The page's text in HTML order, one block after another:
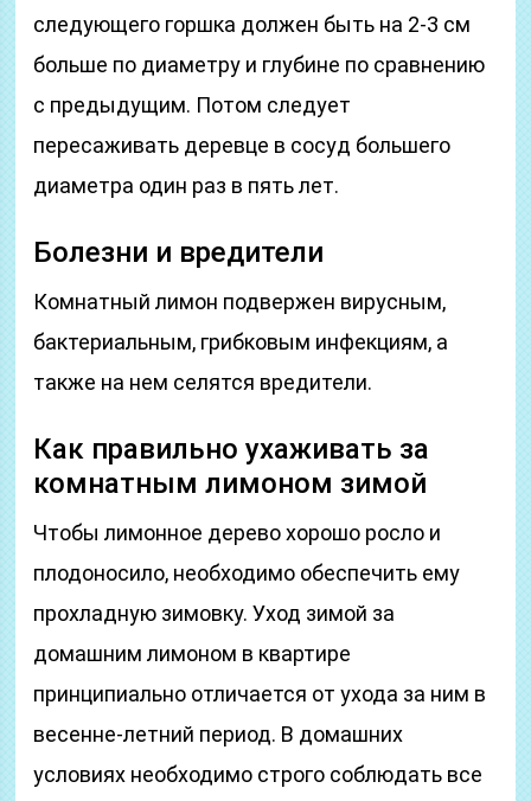
следующего горшка должен быть на 2-3 см
больше по диаметру и глубине по сравнению
с предыдущим. Потом следует
пересаживать деревце в сосуд большего
диаметра один раз в пять лет.
Болезни и вредители
Комнатный лимон подвержен вирусным,
бактериальным, грибковым инфекциям, а
также на нем селятся вредители.
Как правильно ухаживать за
комнатным лимоном зимой
Чтобы лимонное дерево хорошо росло и
плодоносило, необходимо обеспечить ему
прохладную зимовку. Уход зимой за
домашним лимоном в квартире
принципиально отличается от ухода за ним в
весенне-летний период. В домашних
условиях необходимо строго соблюдать все